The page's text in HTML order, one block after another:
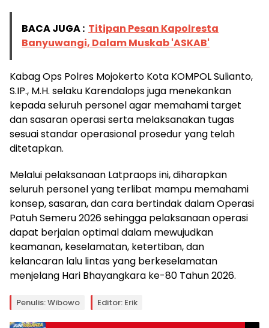
BACA JUGA : Titipan Pesan Kapolresta
Banyuwangi, Dalam Muskab 'ASKAB'
Kabag Ops Polres Mojokerto Kota KOMPOL Sulianto,
S.IP., M.H. selaku Karendalops juga menekankan
kepada seluruh personel agar memahami target
dan sasaran operasi serta melaksanakan tugas
sesuai standar operasional prosedur yang telah
ditetapkan.
Melalui pelaksanaan Latpraops ini, diharapkan
seluruh personel yang terlibat mampu memahami
konsep, sasaran, dan cara bertindak dalam Operasi
Patuh Semeru 2026 sehingga pelaksanaan operasi
dapat berjalan optimal dalam mewujudkan
keamanan, keselamatan, ketertiban, dan
kelancaran lalu lintas yang berkeselamatan
menjelang Hari Bhayangkara ke-80 Tahun 2026.
Penulis: Wibowo Editor: Erik